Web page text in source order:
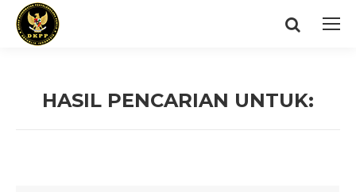
Search:
HASIL PENCARIAN UNTUK: